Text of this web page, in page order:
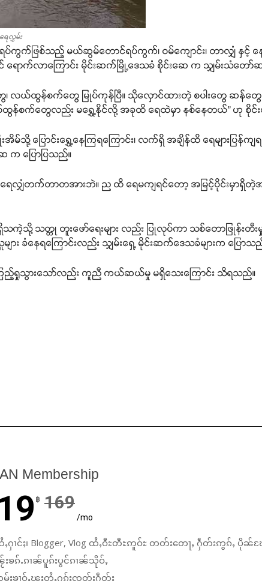
ေလွှမ်း
ကွက်ဖြစ်သည့် မယ်ဆွမ်တောင်ရပ်ကွက်၊ ဝမ်ကျောင်း၊ တာလျှံ နှင့် န
ရောက်လာကြောင်း မိုင်းဆက်မြို့ဒေသခံ စိုင်းဆေ က သျှမ်းသံတော်
လယ်ထွန်စက်တွေ မြုပ်ကုန်ပြီ။ သိုလှောင်ထားတဲ့ စပါးတွေ ဆန်တွေ ပ
စက်တွေလည်း မရွှေ့နိုင်လို့ အခုထိ ရေထဲမှာ နစ်နေတယ်” ဟု စို
ပြောင်းရွှေ့နေကြရကြောင်း၊ လက်ရှိ အချိန်ထိ ရေများပြန်ကျ
ေ က ပြောပြသည်။
ရေလျှံတက်တာတအားဘဲ။ ည ထိ ရေမကျရင်တော့ အမြင့်ပိုင်းမှာရှိ
သို့ သတ္တု တူးဖော်ရေးများ လည်း ပြုလုပ်ကာ သစ်တောဖြုန်းတီး
း ခံနေရကြောင်းလည်း သျှမ်းရှေ့ မိုင်းဆက်ဒေသခံများက ပြောသ
ည့်ရှုသွားသော်လည်း ကူညီ ကယ်ဆယ်မှု မရှိသေးကြောင်း သိရသည်။
Membership
฿ 169
/mo
ႁၢင်ႈ၊ Blogger, Vlog ထႆႇဝီႊတီႊဢူဝ်ႊ တတ်းတေႃႇ ႁဵတ်းဢွၵ်ႇ ပိုၼ်
ၶၵ်ႉၵၢၼ်ပူၵ်းပွင်ၵၢၼ်သိုဝ်ႇ
းၶၢဝ်ႇၽူႈတွႆႇႁွၵ်ႈၸတ်းႁဵတ်း